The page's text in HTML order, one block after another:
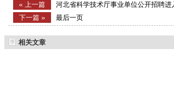
« 上一篇 河北省科学技术厅事业单位公开招聘进
名单公告
下一篇 » 最后一页
相关文章